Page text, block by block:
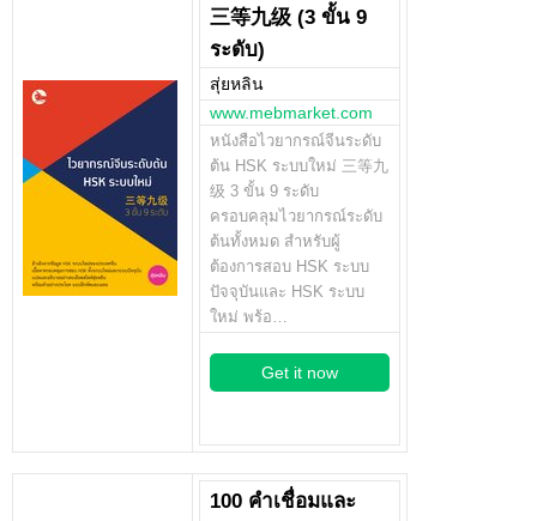
三等九级 (3 ขั้น 9
ระดับ)
สุ่ยหลิน
www.mebmarket.com
หนังสือไวยากรณ์จีนระดับ
ต้น HSK ระบบใหม่ 三等九
级 3 ขั้น 9 ระดับ
ครอบคลุมไวยากรณ์ระดับ
ต้นทั้งหมด สำหรับผู้
ต้องการสอบ HSK ระบบ
ปัจจุบันและ HSK ระบบ
ใหม่ พร้อ…
Get it now
100 คำเชื่อมและ